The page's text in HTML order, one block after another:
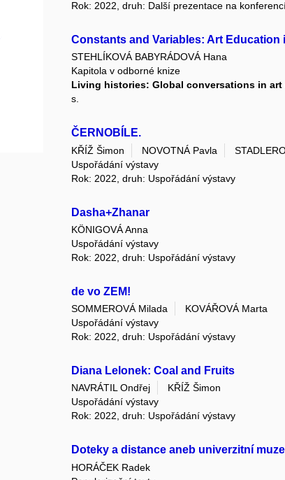
Rok: 2022, druh: Další prezentace na
Constants and Variables: Art Education
STEHLÍKOVÁ BABYRÁDOVÁ Hana
Kapitola v odborné knize
Living histories: Global conversations in art
s.
ČERNOBÍLE.
KŘÍŽ Šimon NOVOTNÁ Pavla
Uspořádání výstavy
Rok: 2022, druh: Uspořádání výstavy
Dasha+Zhanar
KÖNIGOVÁ Anna
Uspořádání výstavy
Rok: 2022, druh: Uspořádání výstavy
de vo ZEM!
SOMMEROVÁ Milada
KOVÁŘOVÁ Marta
Uspořádání výstavy
Rok: 2022, druh: Uspořádání výstavy
Diana Lelonek: Coal and Fruits
NAVRÁTIL Ondřej
KŘÍŽ Šimon
Uspořádání výstavy
Rok: 2022, druh: Uspořádání výstavy
Doteky a distance aneb univerzitní
HORÁČEK Radek